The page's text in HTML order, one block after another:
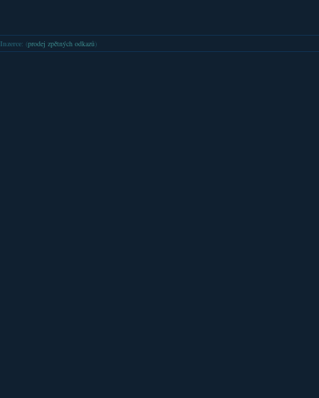
Inzerce: (prodej zpětných odkazů )